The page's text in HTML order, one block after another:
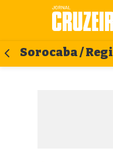
Sorocaba /